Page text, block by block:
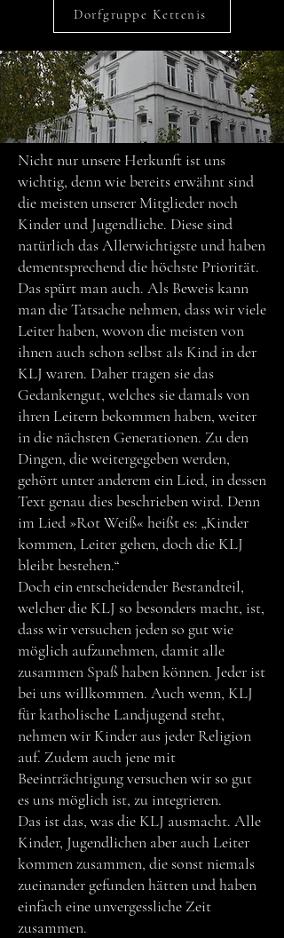
Dorfgruppe Kettenis
Nicht nur unsere Herkunft ist uns
wichtig, denn wie bereits erwähnt sind
die meisten unserer Mitglieder noch
Kinder und Jugendliche. Diese sind
natürlich das Allerwichtigste und haben
dementsprechend die höchste Priorität.
Das spürt man auch. Als Beweis kann
man die Tatsache nehmen, dass wir viele
Leiter haben, wovon die meisten von
ihnen auch schon selbst als Kind in der
KLJ waren. Daher tragen sie das
Gedankengut, welches sie damals von
ihren Leitern bekommen haben, weiter
in die nächsten Generationen. Zu den
Dingen, die weitergegeben werden,
gehört unter anderem ein Lied, in dessen
Text genau dies beschrieben wird. Denn
im Lied »Rot Weiß« heißt es: „Kinder
kommen, Leiter gehen, doch die KLJ
bleibt bestehen.“
Doch ein entscheidender Bestandteil,
welcher die KLJ so besonders macht, ist,
dass wir versuchen jeden so gut wie
möglich aufzunehmen, damit alle
zusammen Spaß haben können. Jeder ist
bei uns willkommen. Auch wenn, KLJ
für katholische Landjugend steht,
nehmen wir Kinder aus jeder Religion
auf. Zudem auch jene mit
Beeinträchtigung versuchen wir so gut
es uns möglich ist, zu integrieren.
Das ist das, was die KLJ ausmacht. Alle
Kinder, Jugendlichen aber auch Leiter
kommen zusammen, die sonst niemals
zueinander gefunden hätten und haben
einfach eine unvergessliche Zeit
zusammen.